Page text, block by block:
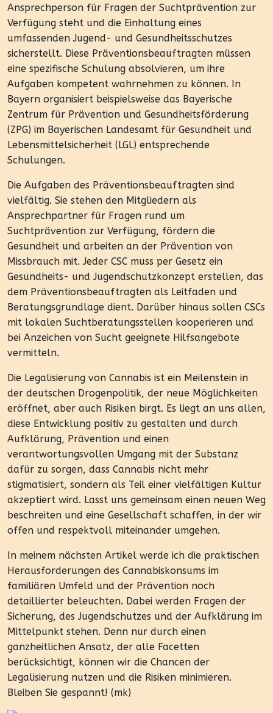
Ansprechperson für Fragen der Suchtprävention zur
Verfügung steht und die Einhaltung eines
umfassenden Jugend- und Gesundheitsschutzes
sicherstellt. Diese Präventionsbeauftragten müssen
eine spezifische Schulung absolvieren, um ihre
Aufgaben kompetent wahrnehmen zu können. In
Bayern organisiert beispielsweise das Bayerische
Zentrum für Prävention und Gesundheitsförderung
(ZPG) im Bayerischen Landesamt für Gesundheit und
Lebensmittelsicherheit (LGL) entsprechende
Schulungen.
Die Aufgaben des Präventionsbeauftragten sind
vielfältig. Sie stehen den Mitgliedern als
Ansprechpartner für Fragen rund um
Suchtprävention zur Verfügung, fördern die
Gesundheit und arbeiten an der Prävention von
Missbrauch mit. Jeder CSC muss per Gesetz ein
Gesundheits- und Jugendschutzkonzept erstellen, das
dem Präventionsbeauftragten als Leitfaden und
Beratungsgrundlage dient. Darüber hinaus sollen CSCs
mit lokalen Suchtberatungsstellen kooperieren und
bei Anzeichen von Sucht geeignete Hilfsangebote
vermitteln.
Die Legalisierung von Cannabis ist ein Meilenstein in
der deutschen Drogenpolitik, der neue Möglichkeiten
eröffnet, aber auch Risiken birgt. Es liegt an uns allen,
diese Entwicklung positiv zu gestalten und durch
Aufklärung, Prävention und einen
verantwortungsvollen Umgang mit der Substanz
dafür zu sorgen, dass Cannabis nicht mehr
stigmatisiert, sondern als Teil einer vielfältigen Kultur
akzeptiert wird. Lasst uns gemeinsam einen neuen Weg
beschreiten und eine Gesellschaft schaffen, in der wir
offen und respektvoll miteinander umgehen.
In meinem nächsten Artikel werde ich die praktischen
Herausforderungen des Cannabiskonsums im
familiären Umfeld und der Prävention noch
detaillierter beleuchten. Dabei werden Fragen der
Sicherung, des Jugendschutzes und der Aufklärung im
Mittelpunkt stehen. Denn nur durch einen
ganzheitlichen Ansatz, der alle Facetten
berücksichtigt, können wir die Chancen der
Legalisierung nutzen und die Risiken minimieren.
Bleiben Sie gespannt! (mk)